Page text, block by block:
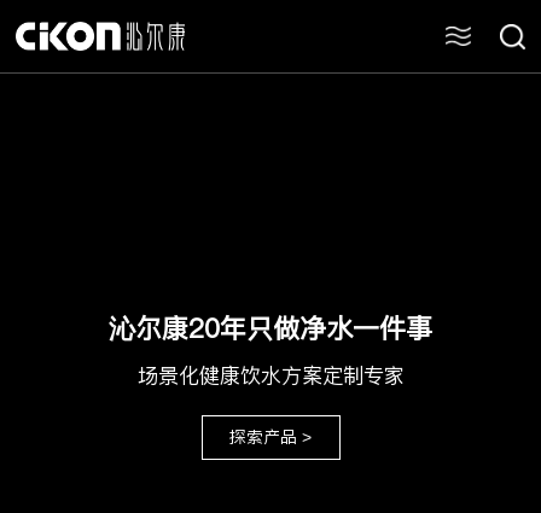
沁尔康20年只做净水一件事
场景化健康饮水方案定制专家
探索产品 >